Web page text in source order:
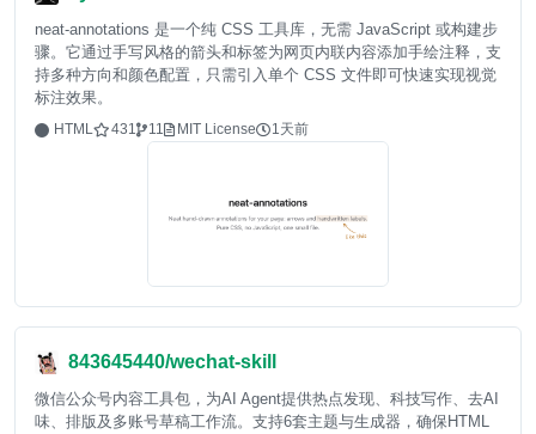
neat-annotations 是一个纯 CSS 工具库，无需 JavaScript 或构建步
骤。它通过手写风格的箭头和标签为网页内联内容添加手绘注释，支
持多种方向和颜色配置，只需引入单个 CSS 文件即可快速实现视觉
标注效果。
HTML 431 11 MIT License 1天前
843645440/wechat-skill
微信公众号内容工具包，为AI Agent提供热点发现、科技写作、去AI
味、排版及多账号草稿工作流。支持6套主题与生成器，确保HTML